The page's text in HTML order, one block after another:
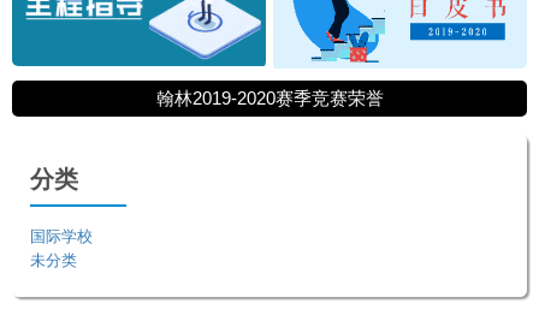
翰林2019-2020赛季竞赛荣誉
分类
国际学校
未分类